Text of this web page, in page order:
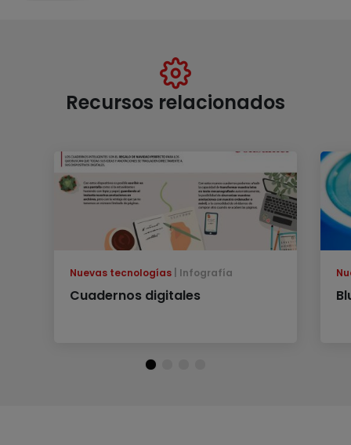
Recursos relacionados
Nuevas tecnologías Infografía
Cuadernos digitales